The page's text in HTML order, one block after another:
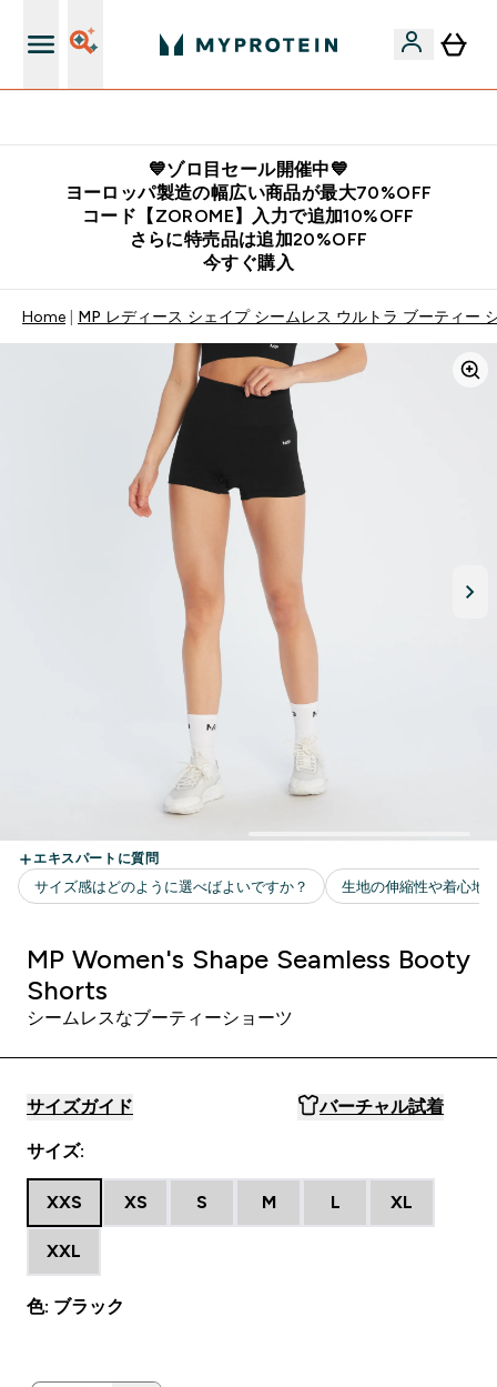
💙ゾロ目セール開催中💙
ヨーロッパ製造の幅広い商品が最大70%OFF
コード【ZOROME】入力で追加10%OFF
さらに特売品は追加20%OFF
今すぐ購入
Home MP レディース シェイプ シームレス ウルトラ ブーティー
MP Women's Shape Seamless Booty
Shorts
シームレスなブーティーショーツ
サイズガイド バーチャル試着
サイズ:
XXS XS S M L XL
XXL
色: ブラック